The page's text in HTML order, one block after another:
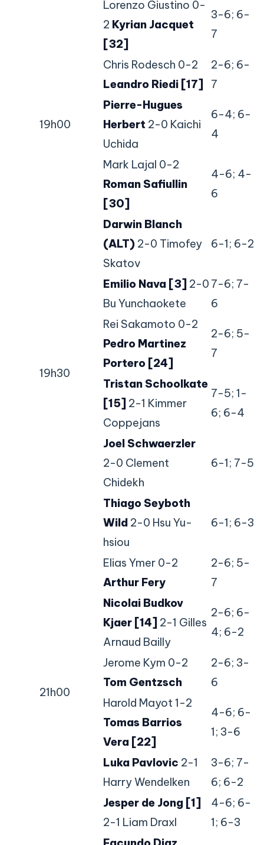
Lorenzo Giustino 0-
2 Kyrian Jacquet
[32]
3-6; 6-
7
Chris Rodesch 0-2
Leandro Riedi [17]
2-6; 6-
7
19h00
Pierre-Hugues
Herbert 2-0 Kaichi
Uchida
6-4; 6-
4
19h30
Mark Lajal 0-2
Roman Safiullin
[30]
4-6; 4-
6
Darwin Blanch
(ALT) 2-0 Timofey
Skatov
6-1; 6-2
Emilio Nava [3] 2-0
Bu Yunchaokete
7-6; 7-
6
Rei Sakamoto 0-2
Pedro Martinez
Portero [24]
2-6; 5-
7
Tristan Schoolkate
[15] 2-1 Kimmer
Coppejans
7-5; 1-
6; 6-4
Joel Schwaerzler
2-0 Clement
Chidekh
6-1; 7-5
Thiago Seyboth
Wild 2-0 Hsu Yu-
hsiou
6-1; 6-3
Elias Ymer 0-2
Arthur Fery
2-6; 5-
7
21h00
Nicolai Budkov
Kjaer [14] 2-1 Gilles
Arnaud Bailly
2-6; 6-
4; 6-2
Jerome Kym 0-2
Tom Gentzsch
2-6; 3-
6
Harold Mayot 1-2
Tomas Barrios
Vera [22]
4-6; 6-
1; 3-6
Luka Pavlovic 2-1
Harry Wendelken
3-6; 7-
6; 6-2
Jesper de Jong [1]
2-1 Liam Draxl
4-6; 6-
1; 6-3